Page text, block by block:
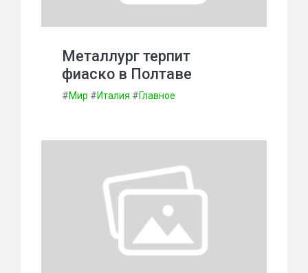
Металлург терпит
фиаско в Полтаве
#Мир #Италия #Главное